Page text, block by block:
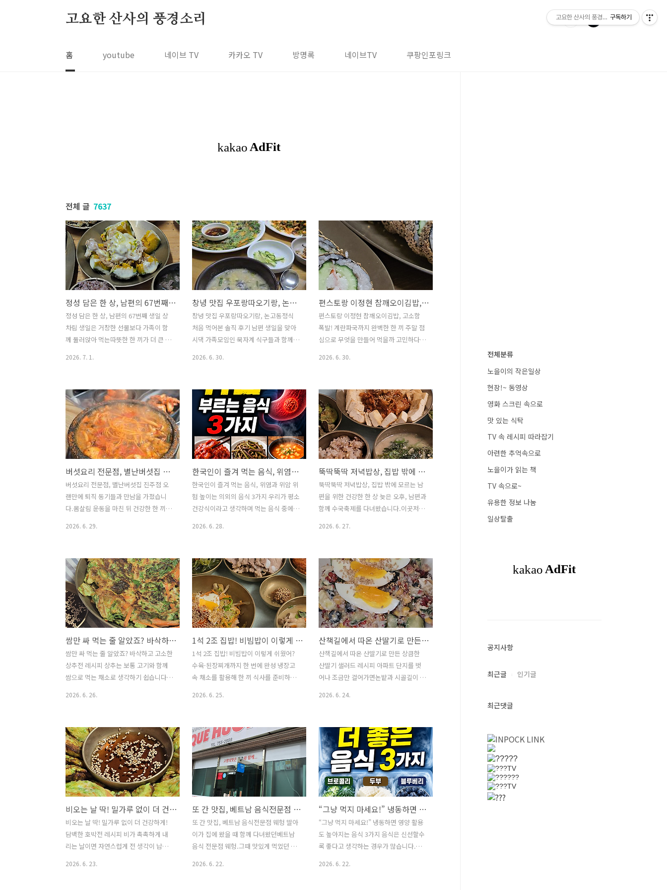
고요한 산사의 풍경소리
홈 youtube 네이브 TV 카카오 TV 방명록 네이브TV 쿠팡인포링크
전체 글 7637
정성 담은 한 상, 남편의 67번째 생일 상차림
정성 담은 한 상, 남편의 67번째 생일 상
차림 생일은 거창한 선물보다 가족이 함
께 둘러앉아 먹는따뜻한 한 끼가 더 큰 행
터 쇠고기미역국, 생선구이, 바삭한 호박
가지까스,단호박찜까지 소박하지만 마음
을 담은 생일 상차림입니다. * 볶아온 깨
소금에 소금을 약간 넣고 곱게 빻아 둔다.
(Add a little salt to the freshly
roasted sesame seeds and grind
finely.)1.나물반찬 3가지▶ 재료
(Ingredients)고사리 500g (Bracken
Fern 500g)콩나물 350g (Soybean
Sprouts 350g)뽕잎 300g (Mulber..
2026. 7. 1.
창녕 맛집 우포랑따오기랑, 논고동정식 처음 먹어본 솔직 후기
창녕 맛집 우포랑따오기랑, 논고동정식
처음 먹어본 솔직 후기 남편 생일을 맞아
시댁 가족모임인 묵자계 식구들과 함께
곳은 창녕 우포늪 인근에 있는 논고동 전
문점 '우포랑따오기랑'입니다.평소 쉽게
접하기 어려운 논고동 요리를 맛볼 수 있
다고 해 기대를 안고 방문했습니다. 우포
랑따오기랑 경남 창녕군 유어면 우포늪길
191 ※우포랑따오기랑주소 : 경남 창녕군
유어면 우포늪길 191우포늪 관광지 인근
에 위치해 있어 여행객들이 많이 찾는 식
당입니다. ▲ 메뉴판우리는 논고동정식을
주문했습니다. -논고동무침 -논고동국 -
공기밥별도로 논고동전도 함께 주문해 맛
2026. 6. 30.
편스토랑 이정현 참깨오이김밥, 고소함 폭발! 계란파국까지 완벽한 한 끼
편스토랑 이정현 참깨오이김밥, 고소함
폭발! 계란파국까지 완벽한 한 끼 주말 점
심으로 무엇을 만들어 먹을까 고민하다가
깨를 듬뿍 입혀 만든 김밥이라 식감과 고
소함이 정말 특별했어요.여기에 따뜻한
계란파국까지 곁들이니한 끼 식사로 손색
없는 든든한 집밥이 완성되었습니다.오늘
은 편스토랑 이정현 참깨오이김밥과계란
파국 레시피를 소개해 드리겠습니다. 1.참
깨오이김밥 ▶ 재료 (Ingredients)밥 1공
기 (1 bowl cooked rice)김 2장 (2
sheets seaweed)오이 2개 (2
cucumbers)크래미 5개 (5 imitation
crab sticks)맛살 2개 (2 cr..
2026. 6. 30.
버섯요리 전문점, 별난버섯집 진주점
버섯요리 전문점, 별난버섯집 진주점 오
랜만에 퇴직 동기들과 만남을 가졌습니
다.몸살림 운동을 마친 뒤 건강한 한 끼를
타민과 무기질이 들어 있어 건강식으로
많은 사랑을 받고 있습니다.특히 다양한
버섯을 한 번에 맛볼 수 있는 버섯전골이
나 버섯탕은면역력 관리와 건강한 식사를
원하는 사람들에게 인기가 높습니다. ▲
버섯요리 전문점, 별난 버섯집 별난버섯
집 진주점 경남 진주시 문산읍 동부로
804 ▲ 별난 한 그릇이 전통이 되다별난
한 그릇이 전통이 되다매장에 들어서니
"별난 한 그릇이 전통이 되다"라는문구가
눈에 띄었습니다.1995년 하남의 작은 식
전문..
2026. 6. 29.
한국인이 즐겨 먹는 음식, 위염과 위암 위험 높이는 의외의 음식 3가지
한국인이 즐겨 먹는 음식, 위염과 위암 위
험 높이는 의외의 음식 3가지 우리가 평소
건강식이라고 생각하며 먹는 음식 중에도
먹는 음식 가운데위염과 위암 발생 위험
을 높일 수 있는 음식 3가지를 소개했습니
다.무조건 먹지 말라는 뜻이 아니라,올바
른 조리법과 섭취 습관이 중요하다는 점
을 강조했습니다. 1. 젓갈류와 지나치게
짠 염장식품젓갈은 오징어, 굴, 멸치 등 동
물성 단백질을 소금에 절여 발효시킨 음
식입니다.문제는 동물성 단백질과 높은
염분이 결합하면서 위 점막에 부담을 줄
수 있다는 점입니다.특히 액젓을 많이 사
용해 지나치게 짜게 만든 김치나 염장식
2026. 6. 28.
뚝딱뚝딱 저녁밥상, 집밥 밖에 모르는 남편을 위한 건강한 한 상
뚝딱뚝딱 저녁밥상, 집밥 밖에 모르는 남
편을 위한 건강한 한 상 늦은 오후, 남편과
함께 수국축제를 다녀왔습니다.이곳저곳
이 가장 좋다는 남편.결국 집으로 돌아와
냉장고에 있는 재료를 꺼내뚝딱뚝딱 저녁
상을 차려냈습니다.우거지된장국, 호박가
지무침, 묵은지두부구이까지소박하지만
든든한 집밥 한 상입니다. 1.우거지된장국
(Dried Napa Cabbage Soybean
Paste Soup)▶ 재료 (Ingredients)우거
지 200g (200g dried napa cabbage
leaves)대파 1/2대 (1/2 green onion)
쌀뜨물 4컵 (4 cups rice-washed wat..
2026. 6. 27.
쌈만 싸 먹는 줄 알았죠? 바삭하고 고소한 상추전 레시피
쌈만 싸 먹는 줄 알았죠? 바삭하고 고소한
상추전 레시피 상추는 보통 고기와 함께
쌈으로 먹는 채소로 생각하기 쉽습니다.
재료만으로도 훌륭한 한 끼 반찬이나 간
식이 됩니다.냉장고에 남아있는 상추가
있다면 오늘은 색다르게 상추전을 만들어
보세요.생각보다 훨씬 맛있는 별미를 만
날 수 있습니다. ※상추전 레시피 ▶ 재료
Ingredients상추 한 줌 (1 handful of
lettuce)청양초 2개 (2 Cheongyang
chili peppers)당근 1/4개 (1/4 carrot)
계란 1개 (1 egg)밀가루 3숟가락 (3 tbsp
flour)물 2숟가락 (2 tbsp water)..
2026. 6. 26.
1석 2조 집밥! 비빔밥이 이렇게 쉬웠어? 수육·된장찌개까지 한 번에 완성
1석 2조 집밥! 비빔밥이 이렇게 쉬웠어?
수육·된장찌개까지 한 번에 완성 냉장고
속 채소를 활용해 한 끼 식사를 준비하다
석 2조 건강 밥상을 소개합니다.무수분 돼
지고기 수육과 구수한 된장찌개까지 곁들
이면외식 부럽지 않은 한 상이 완성됩니
다.어렵지 않은 과정으로 누구나 쉽게 만
들 수 있는 집밥 메뉴입니다. 1.무수분 돼
지고기수육▶ 재료 (Ingredients)돼지고
기 300g (Pork 300g)대파 (Green
onion)양파 약 1/2개 (1/2 Onion)배 1/4
개 (1/4Pear)▶ 만드는 순서
(Directions)㉠ 대파 사 오면 만들어 먹는
수육으로 잎을 씻어 준비한..
2026. 6. 25.
산책길에서 따온 산딸기로 만든 상큼한 산딸기 샐러드 레시피
산책길에서 따온 산딸기로 만든 상큼한
산딸기 샐러드 레시피 아파트 단지를 벗
어나 조금만 걸어가면논밭과 시골길이 이
서 가져온 산딸기로 무엇을 만들어 먹을
까 고민하다가상큼하고 건강한 샐러드를
만들어 보았습니다.제철 산딸기의 새콤달
콤한 맛과 요거트 드레싱이어우러져 입맛
을 돋우는 한 그릇입니다. ▲ 수북하게 따
온 산딸기 ▲ 산골짜기에 위치한 어르신
유치원 ▲ 손수건에 싸서 집으로 돌아왔
어요. ▲ 아직도 남아있는 밤꽃 운동삼아
나선 길산딸기를 가득 따왔다.이런 자연
과 함께 할 수 있다는게 행복이다. ※자연
이 준 선물, 산딸기산딸기는 비타민C와
도움을 주..
2026. 6. 24.
비오는 날 딱! 밀가루 없이 더 건강하게! 담백한 호박전 레시피
비오는 날 딱! 밀가루 없이 더 건강하게!
담백한 호박전 레시피 비가 촉촉하게 내
리는 날이면 자연스럽게 전 생각이 납니
2026. 6. 23.
또 간 맛집, 베트남 음식전문점 웨헝
또 간 맛집, 베트남 음식전문점 웨헝 딸아
이가 집에 왔을 때 함께 다녀왔던베트남
음식 전문점 웨헝.그때 맛있게 먹었던 기
2026. 6. 22.
“그냥 먹지 마세요!” 냉동하면 영양 활용도 높아지는 음식 3가지
“그냥 먹지 마세요!” 냉동하면 영양 활용
도 높아지는 음식 3가지 음식은 신선할수
록 좋다고 생각하는 경우가 많습니다.하
2026. 6. 22.
전체분류
노을이의 작은일상
현장!~ 동영상
영화 스크린 속으로
맛 있는 식탁
TV 속 레시피 따라잡기
아련한 추억속으로
노을이가 읽는 책
TV 속으로~
유용한 정보 나눔
일상탈출
공지사항
최근글 인기글
최근댓글
고요한 산사의 풍경소리구독하기